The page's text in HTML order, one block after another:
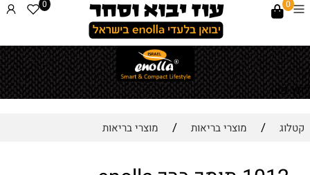
לחץ כאן
0
0
קטלוג / מוצרי בריאות / מוצרי בריאות